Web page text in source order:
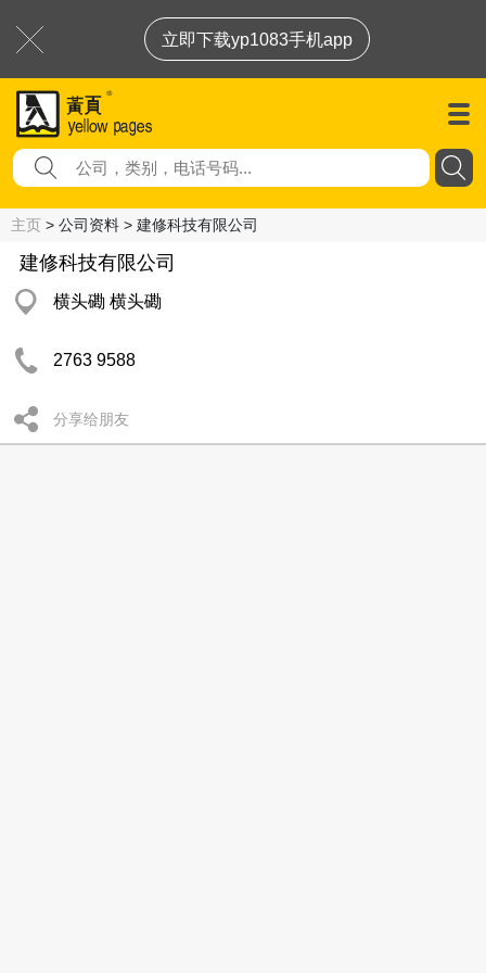
立即下载yp1083手机app
主页 > 公司资料 > 建修科技有限公司
建修科技有限公司
横头磡 横头磡
2763 9588
分享给朋友